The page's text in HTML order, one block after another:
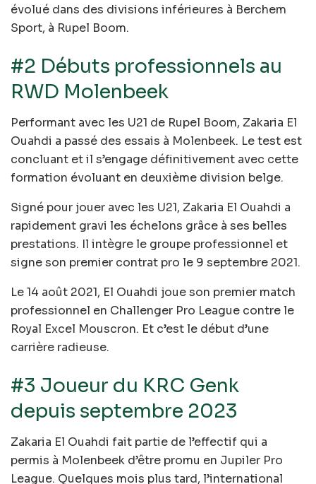
évolué dans des divisions inférieures à Berchem
Sport, à Rupel Boom.
#2 Débuts professionnels au
RWD Molenbeek
Performant avec les U21 de Rupel Boom, Zakaria El
Ouahdi a passé des essais à Molenbeek. Le test est
concluant et il s’engage définitivement avec cette
formation évoluant en deuxième division belge.
Signé pour jouer avec les U21, Zakaria El Ouahdi a
rapidement gravi les échelons grâce à ses belles
prestations. Il intègre le groupe professionnel et
signe son premier contrat pro le 9 septembre 2021.
Le 14 août 2021, El Ouahdi joue son premier match
professionnel en Challenger Pro League contre le
Royal Excel Mouscron. Et c’est le début d’une
carrière radieuse.
#3 Joueur du KRC Genk
depuis septembre 2023
Zakaria El Ouahdi fait partie de l’effectif qui a
permis à Molenbeek d’être promu en Jupiler Pro
League. Quelques mois plus tard, l’international